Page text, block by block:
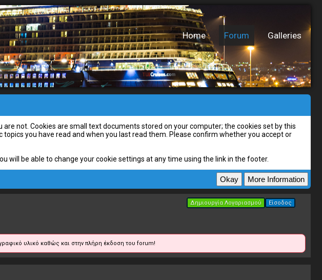
Home Forum Galleries
not. Cookies are small text documents stored on your computer; the cookies set by this
you have read and when you last read them. Please confirm whether you accept or
will be able to change your cookie settings at any time using the link in the footer.
Δημιουργία Λογαριασμού Είσοδος
υλικό καθώς και στην πλήρη έκδοση του forum!